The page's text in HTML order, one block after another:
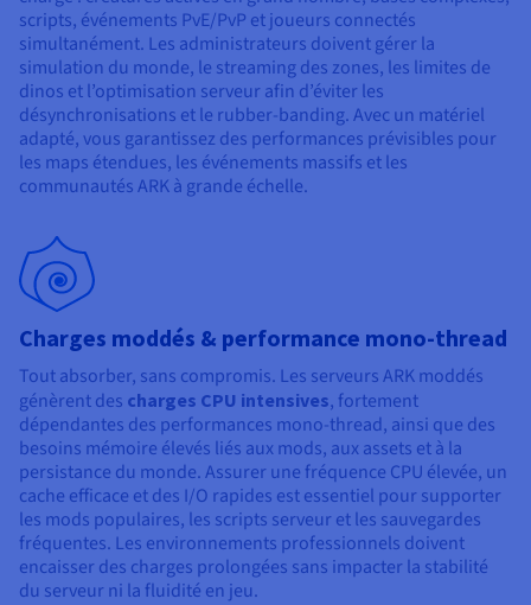
scripts, événements PvE/PvP et joueurs connectés
simultanément. Les administrateurs doivent gérer la
simulation du monde, le streaming des zones, les limites de
dinos et l’optimisation serveur afin d’éviter les
désynchronisations et le rubber-banding. Avec un matériel
adapté, vous garantissez des performances prévisibles pour
les maps étendues, les événements massifs et les
communautés ARK à grande échelle.
Charges moddés & performance mono-thread
Tout absorber, sans compromis. Les serveurs ARK moddés
génèrent des charges CPU intensives, fortement
dépendantes des performances mono-thread, ainsi que des
besoins mémoire élevés liés aux mods, aux assets et à la
persistance du monde. Assurer une fréquence CPU élevée, un
cache efficace et des I/O rapides est essentiel pour supporter
les mods populaires, les scripts serveur et les sauvegardes
fréquentes. Les environnements professionnels doivent
encaisser des charges prolongées sans impacter la stabilité
du serveur ni la fluidité en jeu.